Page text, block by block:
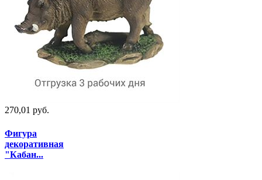
270,01 руб.
Фигура
декоративная
"Кабан...